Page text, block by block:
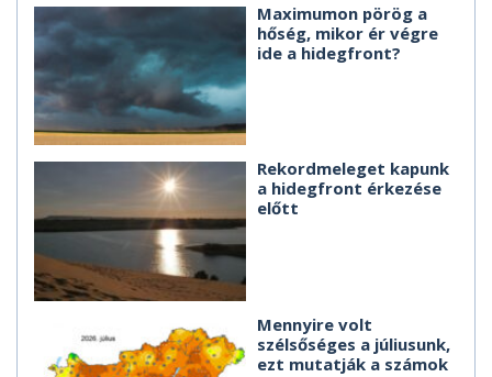
Maximumon pörög a
hőség, mikor ér végre
ide a hidegfront?
Rekordmeleget kapunk
a hidegfront érkezése
előtt
Mennyire volt
szélsőséges a júliusunk,
ezt mutatják a számok